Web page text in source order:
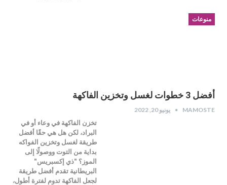
منوعات
أفضل 3 خطوات لغسل وتخزين الفاكهة
MAMOSTE يونيو 20, 2022
تخزن الفاكهة في وعاء أو في
البراد، لكن هل هي حقًا أفضل
طريقة لغسل وتخزين الفواكه
بداية من التوت ووصولًا إلى
الموز؟ "ذي إكسبريس"
البريطانية تقدم أفضل طريقة
لجعل الفاكهة تدوم لفترة أطول،